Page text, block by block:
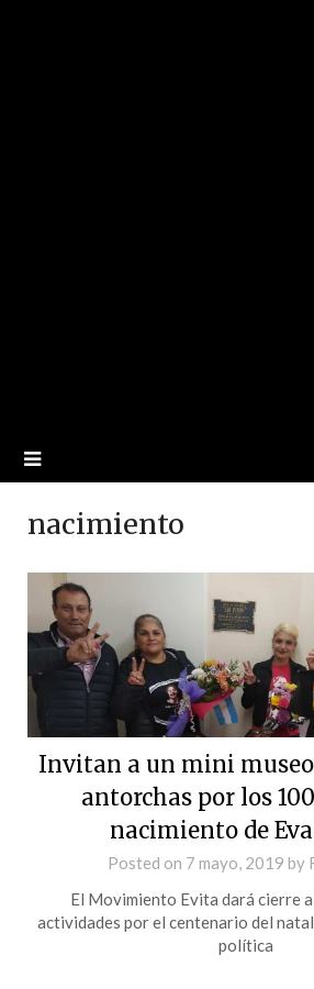
nacimiento
Invitan a un mini
antorchas por los
nacimiento de
Posted on 7 mayo, 2019 by
El Movimiento Evita dará cierre a
actividades por el centenario del
política